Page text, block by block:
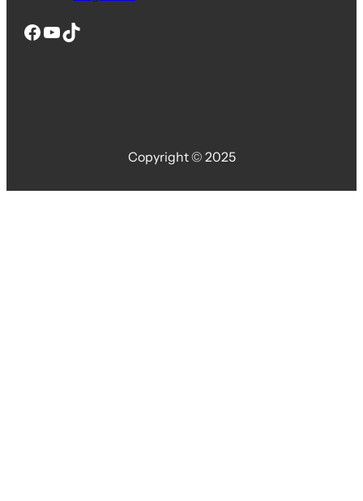
thai euro fence thai euro fence thai euro fence
Copyright © 2025